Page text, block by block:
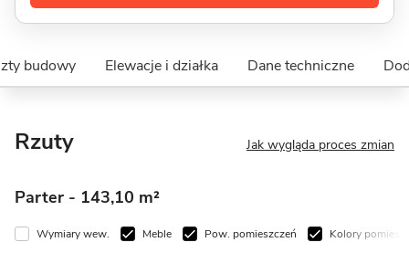
budowy Elewacje i działka Dane techniczne
Rzuty Jak wygląda proces zmian
Parter - 143,10 m²
Wymiary wew. Meble Pow. pomieszczeń Kolory